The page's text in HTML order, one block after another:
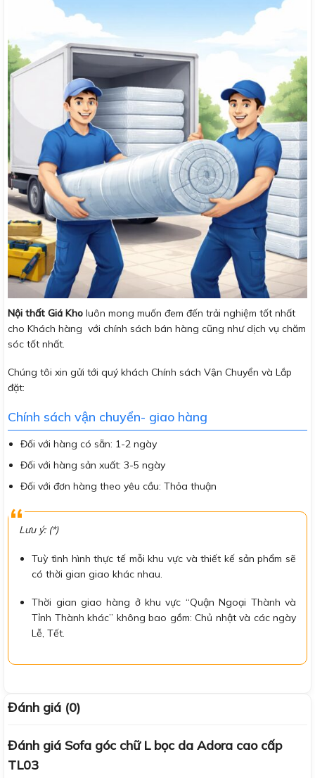
Nội thất Giá Kho luôn mong muốn đem đến trải nghiệm tốt nhất
cho Khách hàng với chính sách bán hàng cũng như dịch vụ chăm
sóc tốt nhất.
Chúng tôi xin gửi tới quý khách Chính sách Vận Chuyển và Lắp
đặt:
Chính sách vận chuyển- giao hàng
Đối với hàng có sẵn: 1-2 ngày
Đối với hàng sản xuất: 3-5 ngày
Đối với đơn hàng theo yêu cầu: Thỏa thuận
Lưu ý: (*)
Tuỳ tình hình thực tế mỗi khu vực và thiết kế sản phẩm sẽ
có thời gian giao khác nhau.
Thời gian giao hàng ở khu vực “Quận Ngoại Thành và
Tỉnh Thành khác” không bao gồm: Chủ nhật và các ngày
Lễ, Tết.
Đánh giá (0)
Đánh giá Sofa góc chữ L bọc da Adora cao cấp
TL03